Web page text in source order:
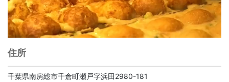
住所
千葉県南房総市千倉町瀬戸字浜田2980-181